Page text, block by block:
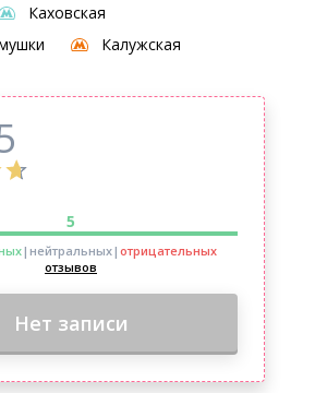
Каховская
Калужская
5
|нейтральных| отрицательных
отзывов
Нет записи